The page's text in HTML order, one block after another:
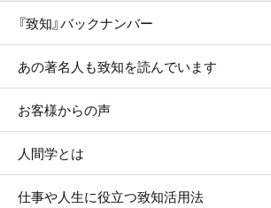
『致知』バックナンバー
あの著名人も致知を読んでいます
お客様からの声
人間学とは
仕事や人生に役立つ致知活用法